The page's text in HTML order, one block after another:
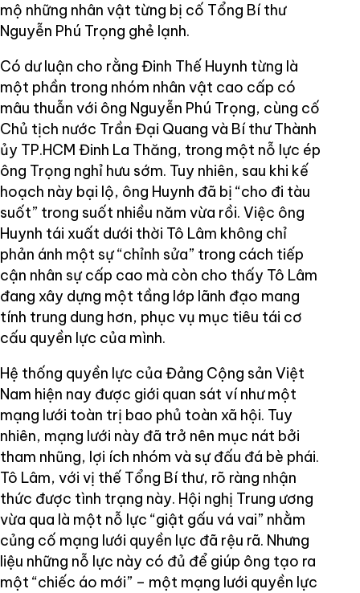
mộ những nhân vật từng bị cố Tổng Bí thư
Nguyễn Phú Trọng ghẻ lạnh.
Có dư luận cho rằng Đinh Thế Huynh từng là
một phần trong nhóm nhân vật cao cấp có
mâu thuẫn với ông Nguyễn Phú Trọng, cùng cố
Chủ tịch nước Trần Đại Quang và Bí thư Thành
ủy TP.HCM Đinh La Thăng, trong một nỗ lực ép
ông Trọng nghỉ hưu sớm. Tuy nhiên, sau khi kế
hoạch này bại lộ, ông Huynh đã bị “cho đi tàu
suốt” trong suốt nhiều năm vừa rồi. Việc ông
Huynh tái xuất dưới thời Tô Lâm không chỉ
phản ánh một sự “chỉnh sửa” trong cách tiếp
cận nhân sự cấp cao mà còn cho thấy Tô Lâm
đang xây dựng một tầng lớp lãnh đạo mang
tính trung dung hơn, phục vụ mục tiêu tái cơ
cấu quyền lực của mình.
Hệ thống quyền lực của Đảng Cộng sản Việt
Nam hiện nay được giới quan sát ví như một
mạng lưới toàn trị bao phủ toàn xã hội. Tuy
nhiên, mạng lưới này đã trở nên mục nát bởi
tham nhũng, lợi ích nhóm và sự đấu đá bè phái.
Tô Lâm, với vị thế Tổng Bí thư, rõ ràng nhận
thức được tình trạng này. Hội nghị Trung ương
vừa qua là một nỗ lực “giật gấu vá vai” nhằm
củng cố mạng lưới quyền lực đã rệu rã. Nhưng
liệu những nỗ lực này có đủ để giúp ông tạo ra
một “chiếc áo mới” – một mạng lưới quyền lực